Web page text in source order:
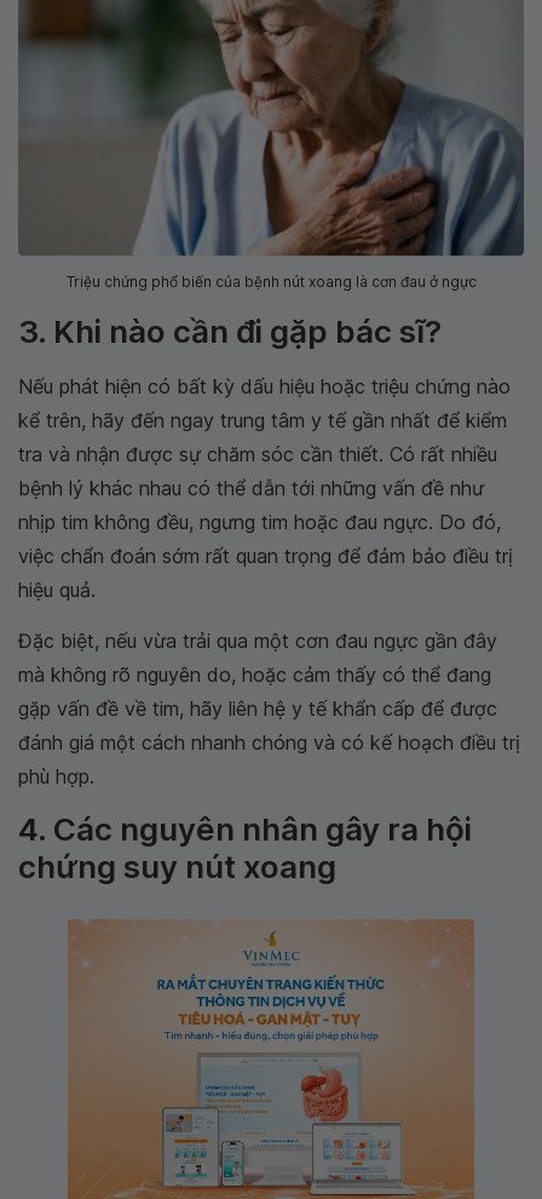
Triệu chứng phổ biến của bệnh nút xoang là cơn đau ở ngực
3. Khi nào cần đi gặp bác sĩ?
Nếu phát hiện có bất kỳ dấu hiệu hoặc triệu chứng nào
kể trên, hãy đến ngay trung tâm y tế gần nhất để kiểm
tra và nhận được sự chăm sóc cần thiết. Có rất nhiều
bệnh lý khác nhau có thể dẫn tới những vấn đề như
nhịp tim không đều, ngưng tim hoặc đau ngực. Do đó,
việc chẩn đoán sớm rất quan trọng để đảm bảo điều trị
hiệu quả.
Đặc biệt, nếu vừa trải qua một cơn đau ngực gần đây
mà không rõ nguyên do, hoặc cảm thấy có thể đang
gặp vấn đề về tim, hãy liên hệ y tế khẩn cấp để được
đánh giá một cách nhanh chóng và có kế hoạch điều trị
phù hợp.
4. Các nguyên nhân gây ra hội
chứng suy nút xoang